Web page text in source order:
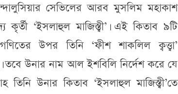
সেভিলের আরব মুসলিম মহাকাশ
কৃর্তী ‘ইসলাহুল মাজিস্ত্বী’। এই কিতাব ৯টি
উপর তিনি ‘ফীশ শাকলিল ক্বত্ত্বা’
তবে উনার নাম আল ইশবিলি নির্দেশ করে যে
উনার কিতাব ‘ইসলাহুল মাজিস্ত্বী’তে